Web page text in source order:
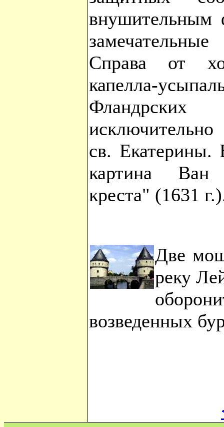
внушительным
Справа от
капелла-
св. Екатерины.
картина Ван
креста" (1631
Две
реку
возведенных